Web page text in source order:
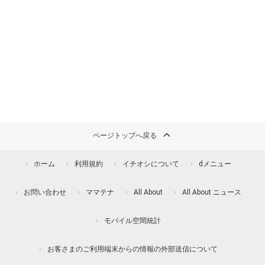
ページトップへ戻る
ホーム 利用規約 イチオシについて dメニュー
お問い合わせ ママテナ All About All About ニュース
モバイル空間統計
お客さまのご利用端末からの情報の外部送信について